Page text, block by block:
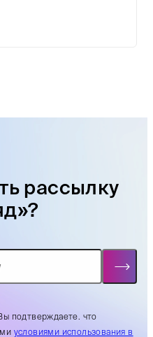
рассылку
подтверждаете. что
условиями использования в